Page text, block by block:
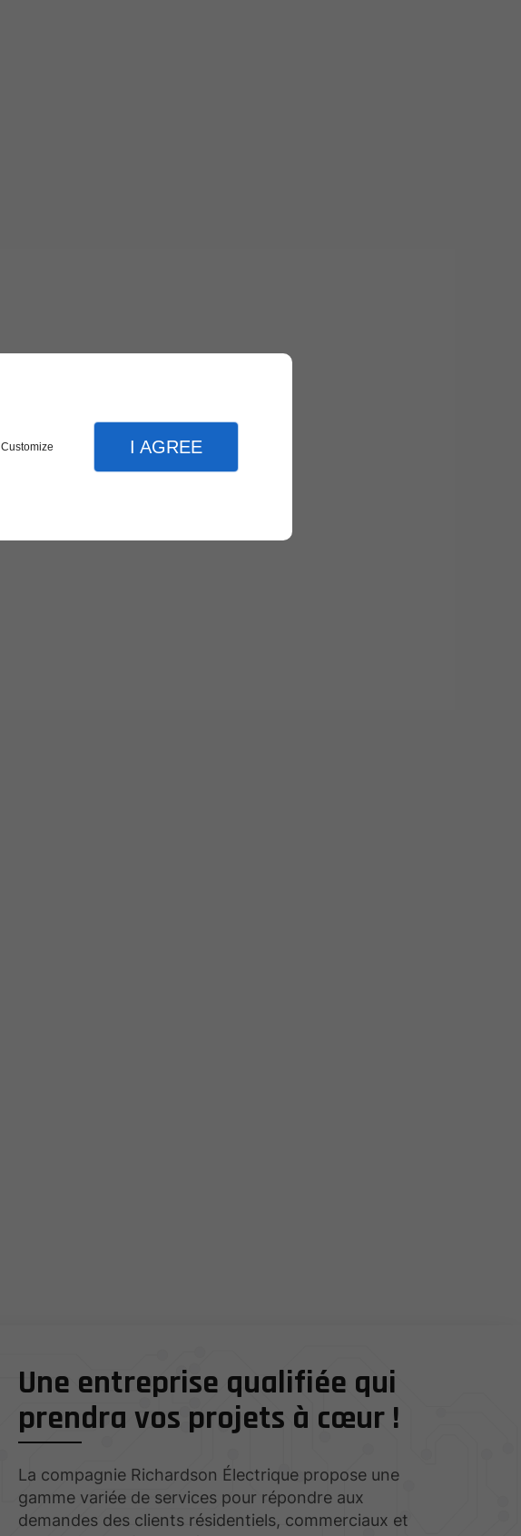
Customize I AGREE
Une entreprise qualifiée qui
prendra vos projets à cœur !
La compagnie Richardson Électrique propose une
gamme variée de services pour répondre aux
demandes des clients résidentiels, commerciaux et